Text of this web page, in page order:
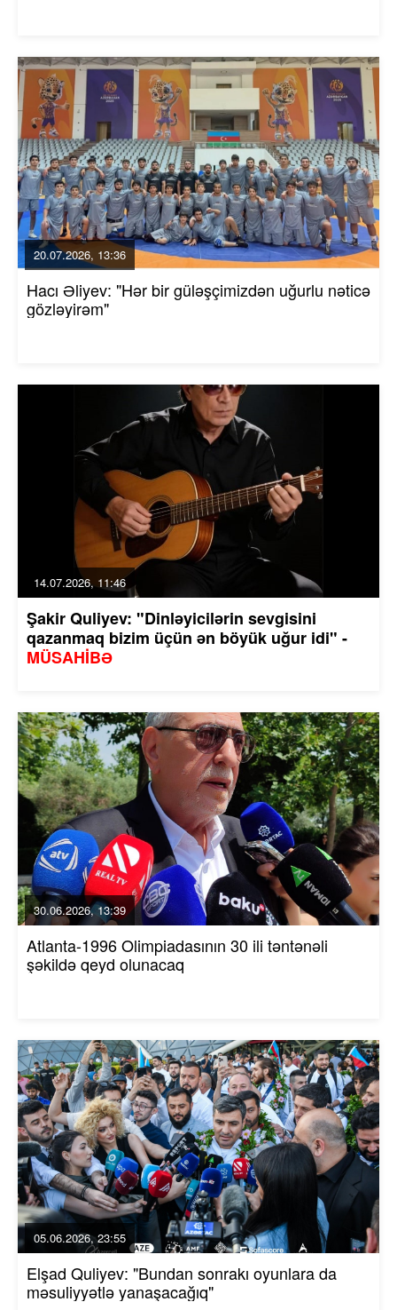
20.07.2026, 13:36
Hacı Əliyev: "Hər bir güləşçimizdən uğurlu nəticə
gözləyirəm"
14.07.2026, 11:46
Şakir Quliyev: "Dinləyicilərin sevgisini
qazanmaq bizim üçün ən böyük uğur idi" -
MÜSAHİBƏ
30.06.2026, 13:39
Atlanta-1996 Olimpiadasının 30 ili təntənəli
şəkildə qeyd olunacaq
05.06.2026, 23:55
Elşad Quliyev: "Bundan sonrakı oyunlara da
məsuliyyətlə yanaşacağıq"